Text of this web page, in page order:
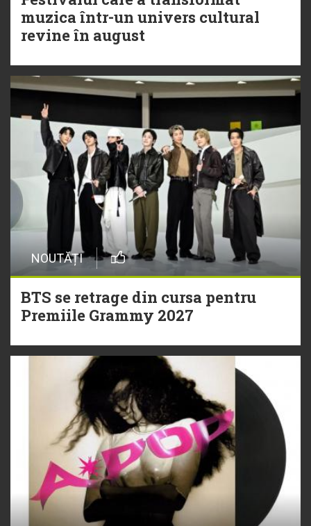
muzica într-un univers cultural
revine în august
NOUTĂȚI
BTS se retrage din cursa pentru
Premiile Grammy 2027